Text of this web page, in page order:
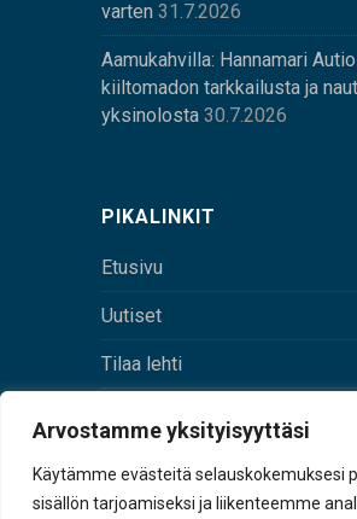
Arvostamme yksityisyyttäsi
Käytämme evästeitä selauskokemuksesi
sisällön tarjoamiseksi ja liikenteemme
varten 31.7.2026
Aamukahvilla: Hannamari
kiiltomadon tarkkailusta ja
yksinolosta 30.7.2026
PIKALINKIT
Etusivu
Uutiset
Tilaa lehti